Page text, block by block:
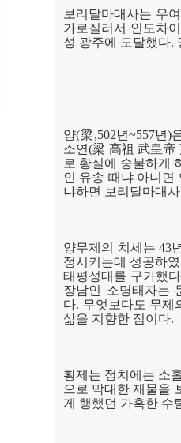
보리달마대사는 우
가로질러서 인도차
성 광주에 도달했다.
양(梁,502년~557년)
소연(梁 高祖 武皇帝
로 황실에 숭불하게
인 유송 때냐 아니면
냐하면 보리달마대
양무제의 치세는43
정시키는데 성공하
태평성대를 구가했다
장남인 소명태자는
다. 무엇보다도 무제
삶을 지향한 점이다.
황제는 정치에는 소
으로 막대한 재물을
게 행했던 가혹한 수